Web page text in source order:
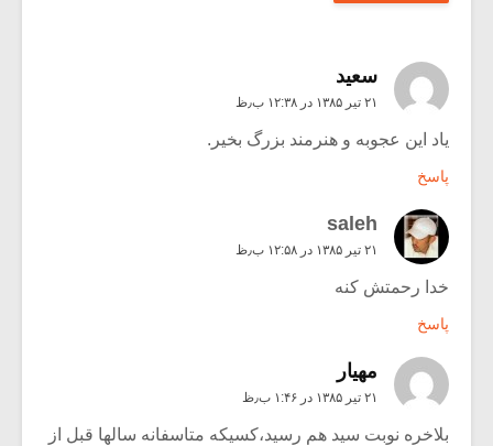
سعید
۲۱ تیر ۱۳۸۵ در ۱۲:۳۸ ب٫ظ
یاد این عجوبه و هنرمند بزرگ بخیر.
پاسخ
saleh
۲۱ تیر ۱۳۸۵ در ۱۲:۵۸ ب٫ظ
خدا رحمتش کنه
پاسخ
مهیار
۲۱ تیر ۱۳۸۵ در ۱:۴۶ ب٫ظ
بلاخره نوبت سید هم رسید،کسیکه متاسفانه سالها قبل از